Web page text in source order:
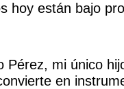
hoy están bajo
Pérez, mi único
en